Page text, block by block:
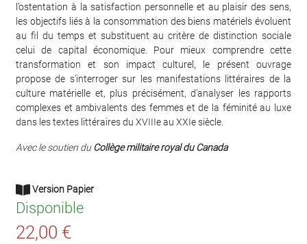
l’ostentation à la satisfaction personnelle et au plaisir des sens,
les objectifs liés à la consommation des biens matériels évoluent
au fil du temps et substituent au critère de distinction sociale
celui de capital économique. Pour mieux comprendre cette
transformation et son impact culturel, le présent ouvrage
propose de s’interroger sur les manifestations littéraires de la
culture matérielle et, plus précisément, d’analyser les rapports
complexes et ambivalents des femmes et de la féminité au luxe
dans les textes littéraires du XVIIIe au XXIe siècle.
Avec le soutien duCollège militaire royal du Canada
Version Papier
Disponible
22,00 €